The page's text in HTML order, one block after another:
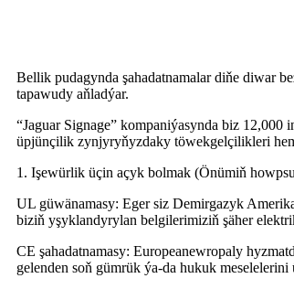
Bellik pudagynda şahadatnamalar diňe diwar
tapawudy aňladýar.
“Jaguar Signage” kompaniýasynda biz
üpjünçilik zynjyryňyzdaky töwekgelçilikleri
1. Işewürlik üçin açyk bolmak (Önümiň
UL güwänamasy: Eger siz Demirgazyk
biziň yşyklandyrylan belgilerimiziň şäher
CE şahadatnamasy: Europeanewropaly
gelenden soň gümrük ýa-da hukuk meselelerini